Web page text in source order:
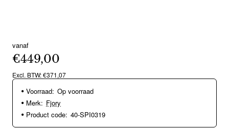
vanaf
€449,00
Excl. BTW: €371,07
Voorraad: Op voorraad
Merk: Fjory
Product code: 40-SPI0319